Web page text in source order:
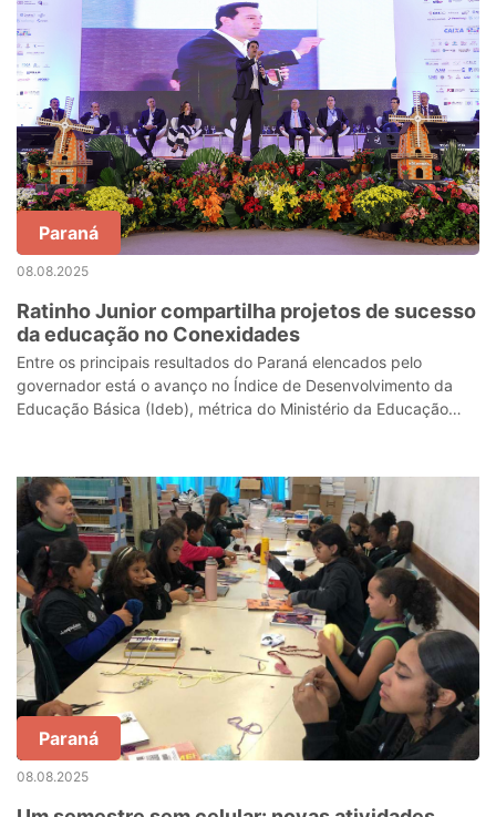
Paraná
08.08.2025
Ratinho Junior compartilha projetos de sucesso
da educação no Conexidades
Entre os principais resultados do Paraná elencados pelo
governador está o avanço no Índice de Desenvolvimento da
Educação Básica (Ideb), métrica do Ministério da Educação
Paraná
08.08.2025